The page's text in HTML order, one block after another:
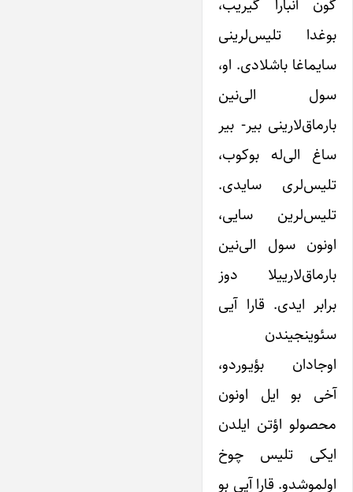
بوغدا تلیس‌لرینی
سایماغا باشلادی. او،
سول الی‌نین
بارماق‌لارینی بیر- بیر
ساغ الی‌له بوکوب،
تلیس‌لری سایدی.
تلیس‌لرین سایی،
اونون سول الی‌نین
بارماق‌لارییلا دوز
برابر ایدی. قارا آیی
سئوینجیندن
اوجادان بؤیـوردو،
آخی بو ایل اونون
محصولو اؤتن ایلدن
ایکی تلیس چوخ
اولموشدو. قارا آیی بو